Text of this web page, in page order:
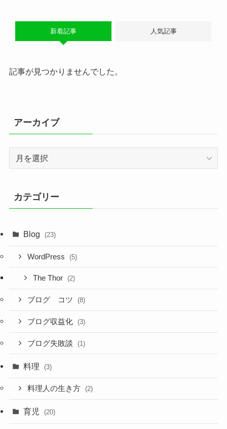
新着記事 人気記事
記事が見つかりませんでした。
アーカイブ
ブ
カテゴリー
Blog (23)
WordPress (5)
The Thor (2)
ブログ コツ (8)
ブログ収益化 (3)
ブログ失敗談 (1)
料理 (3)
料理人の生き方 (2)
育児 (20)